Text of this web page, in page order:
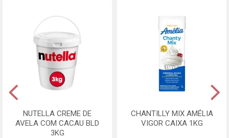
NUTELLA CREME DE
AVELA COM CACAU BLD
3KG
CHANTILLY MIX AMÉLIA
VIGOR CAIXA 1KG